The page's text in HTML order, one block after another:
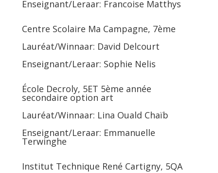
Enseignant/Leraar: Francoise Matthys
Centre Scolaire Ma Campagne, 7ème
Lauréat/Winnaar: David Delcourt
Enseignant/Leraar: Sophie Nelis
École Decroly, 5ET 5ème année
secondaire option art
Lauréat/Winnaar: Lina Ouald Chaïb
Enseignant/Leraar: Emmanuelle
Terwinghe
Institut Technique René Cartigny, 5QA